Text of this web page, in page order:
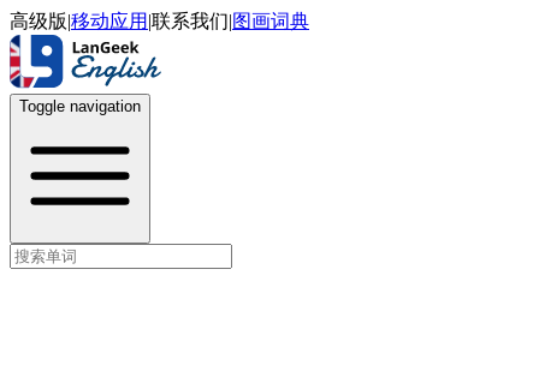
高级版|移动应用 |联系我们|图画词典
Toggle navigation